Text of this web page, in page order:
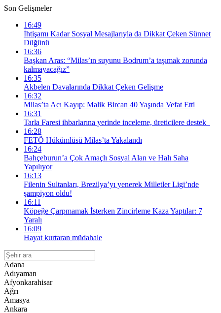
Son Gelişmeler
16:49
İhtişamı Kadar Sosyal Mesajlarıyla da Dikkat Çeken Sünnet
Düğünü
16:36
Başkan Aras: “Milas’ın suyunu Bodrum’a taşımak zorunda
kalmayacağız”
16:35
Akbelen Davalarında Dikkat Çeken Gelişme
16:32
Milas’ta Acı Kayıp: Malik Bircan 40 Yaşında Vefat Etti
16:31
Tarla Faresi ihbarlarına yerinde inceleme, üreticilere destek
16:28
FETÖ Hükümlüsü Milas’ta Yakalandı
16:24
Bahçeburun’a Çok Amaçlı Sosyal Alan ve Halı Saha
Yapılıyor
16:13
Filenin Sultanları, Brezilya’yı yenerek Milletler Ligi’nde
şampiyon oldu!
16:11
Köpeğe Çarpmamak İsterken Zincirleme Kaza Yaptılar: 7
Yaralı
16:09
Hayat kurtaran müdahale
Adana
Adıyaman
Afyonkarahisar
Ağrı
Amasya
Ankara